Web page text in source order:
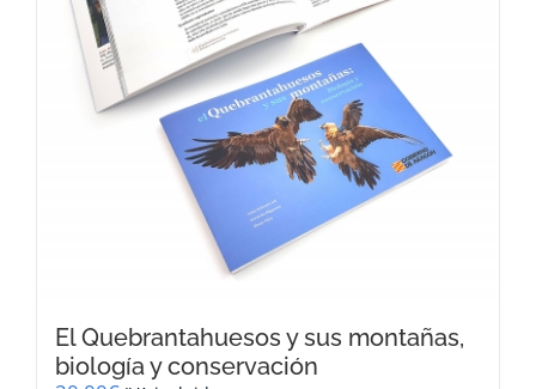
El Quebrantahuesos y sus montañas,
biología y conservación